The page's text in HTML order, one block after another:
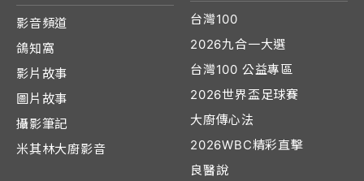
影音頻道
鴿知窩
影片故事
圖片故事
攝影筆記
米其林大廚影音
台灣100
2026九合一大選
台灣100 公益專區
2026世界盃足球賽
大廚傳心法
2026WBC精彩直擊
良醫說